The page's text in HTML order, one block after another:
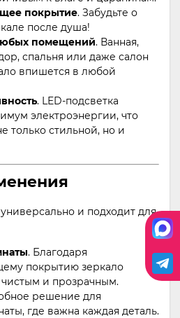
покрытие. Забудьте о
после душа!
помещений. Ванная,
спальня или даже салон
впишется в любой
. LED-подсветка
электроэнергии, что
только стильной, но и
универсально и подходит для
. Благодаря
покрытию зеркало
чистым и прозрачным.
решение для
где важна каждая деталь.